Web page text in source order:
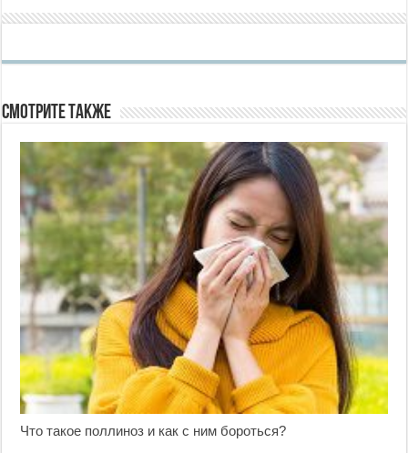
Смотрите также
Что такое поллиноз и как с ним бороться?